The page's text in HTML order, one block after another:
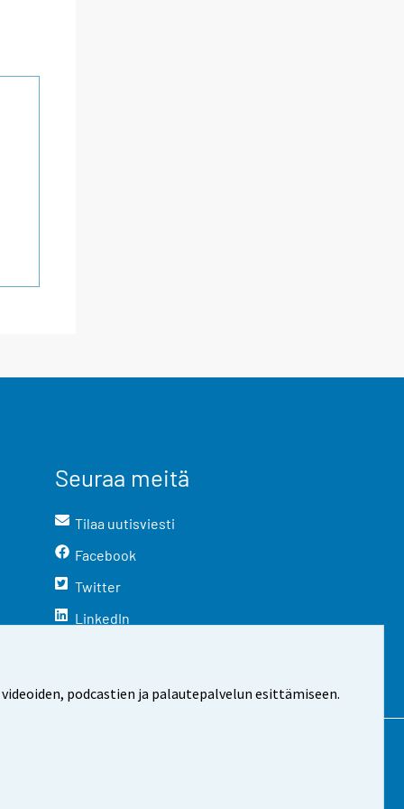
podcastien ja palautepalvelun esittämiseen.
Seuraa meitä
Tilaa uutisviesti
Facebook
Twitter
LinkedIn